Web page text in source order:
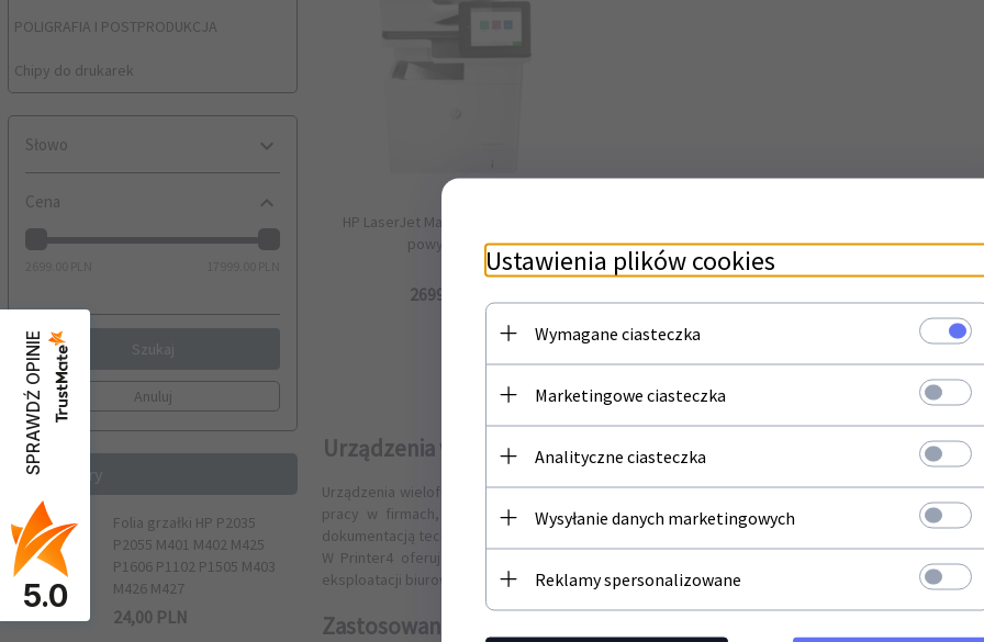
POLIGRAFIA I POSTPRODUKCJA
Chipy do drukarek
Słowo
Cena
Szukaj
wyczyść filtrowanie
Bestsellery
Folia grzałki HP P2035
P2055 M401 M402 M425
P1606 P1102 P1505 M403
M426 M427
24,00 PLN
HP LaserJet Managed MFP M631dn
powystawowe
2699,
Urządzenia wielofunkcyjne a3
Urządzenia wielofunkcyjne A3 – profesjonalne rozwiązania dla firm Urządzenia wielofunkcyjne
pracy w firmach, drukarniach oraz działach administracyjnych. Umożliwiają druk,
dokumentacją techniczną i materiałami graficznymi.
W Printer4 oferujemy urządzenia wielofunkcyjne A3 nowe oraz powystawowe, które zostały
eksploatacji biurowej.
Zastosowanie urządzeń A3 MFP
SPRAWDŹ OPINIE
5.0
Ustawienia plików cookies
Wymagane ciasteczka
Marketingowe ciasteczka
Analityczne ciasteczka
Wysyłanie danych marketingowych
Reklamy spersonalizowane
Newsletter
Zapisz się do newslettera i bądź na bieżąco z naszą ofertą
Twój adres email